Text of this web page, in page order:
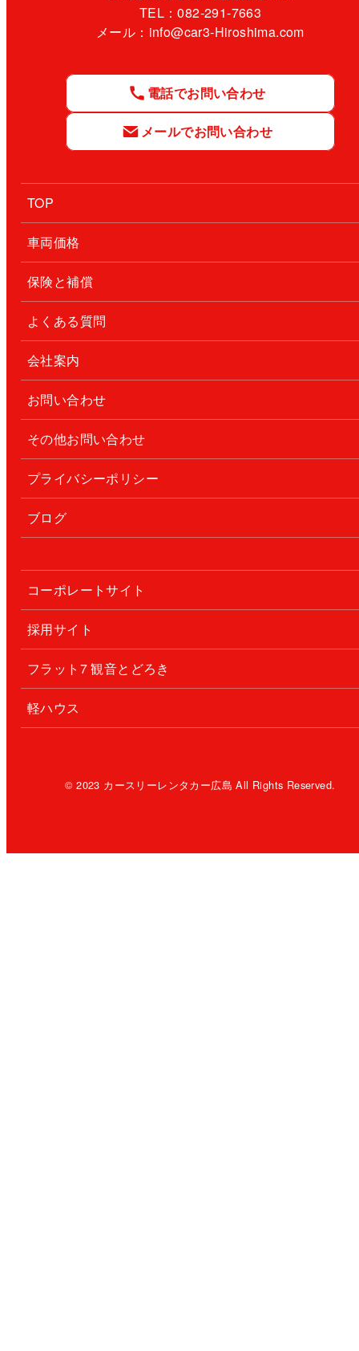
TEL：082-291-7663
メール：info@car3-Hiroshima.com
電話でお問い合わせ
メールでお問い合わせ
TOP
車両価格
保険と補償
よくある質問
会社案内
お問い合わせ
その他お問い合わせ
プライバシーポリシー
ブログ
コーポレートサイト
採用サイト
フラット7 観音とどろき
軽ハウス
© 2023 カースリーレンタカー広島 All Rights Reserved.